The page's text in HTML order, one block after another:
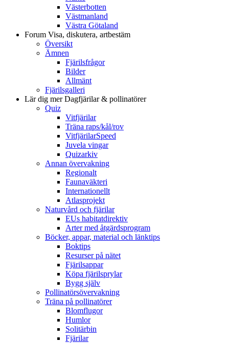
Västerbotten
Västmanland
Västra Götaland
Forum Visa, diskutera, artbestäm
Översikt
Ämnen
Fjärilsfrågor
Bilder
Allmänt
Fjärilsgalleri
Lär dig merDagfjärilar & pollinatörer
Quiz
Vitfjärilar
Träna raps/kål/rov
VitfjärilarSpeed
Juvela vingar
Quizarkiv
Annan övervakning
Regionalt
Faunaväkteri
Internationellt
Atlasprojekt
Naturvård och fjärilar
EUs habitatdirektiv
Arter med åtgärdsprogram
Böcker, appar, material och länktips
Boktips
Resurser på nätet
Fjärilsappar
Köpa fjärilsprylar
Bygg själv
Pollinatörsövervakning
Träna på pollinatörer
Blomflugor
Humlor
Solitärbin
Fjärilar